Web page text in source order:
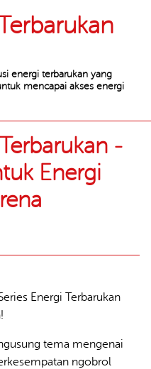
energi terbarukan yang
mencapai akses energi
-
Energi
Energi Terbarukan
tema mengenai
ngobrol